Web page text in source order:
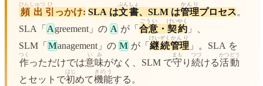
頻出
ひんしゅつ
引
ひ
っかけ: SLA は文書
ぶんしょ
、SLM は管理
かんり
プロセス。
SLA「 Agreement」の A が「 合意
ごうい
・ 契約
けいやく
」、
SLM「 Management」の M が「 継続
けいぞく
管理
かんり
」。SLA を
作
つく
っただけでは意味
いみ
がなく、SLM で守
まも
り 続
つづ
ける活動
かつどう
とセットで初
はじ
めて機能
きのう
する。